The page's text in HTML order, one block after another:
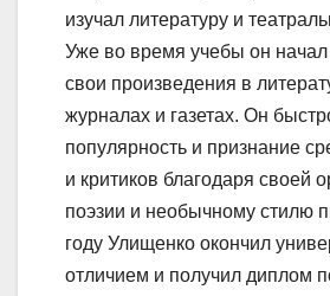
изучал литературу и
Уже во время учебы он начал
свои произведения в
журналах и газетах. Он
популярность и признание
и критиков благодаря своей
поэзии и необычному стилю
году Улищенко окончил
отличием и получил диплом